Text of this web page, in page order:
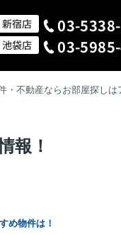
新宿店 03-
池袋店 03-
・不動産ならお部屋探しは
報！
め物件は！